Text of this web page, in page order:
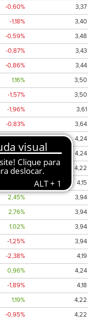
-0,60%
3,37
-1,18%
3,40
-0,59%
3,48
-0,87%
3,43
-0,86%
3,44
1,16%
3,50
-1,57%
3,50
-1,96%
3,61
-0,83%
3,64
-14,46%
4,24
-0,24%
4,24
1,07%
4,22
4,15
2,45%
3,94
2,76%
3,94
1,02%
3,94
-1,25%
3,94
-2,38%
4,19
0,96%
4,24
-1,89%
4,18
1,19%
4,22
-0,95%
4,22